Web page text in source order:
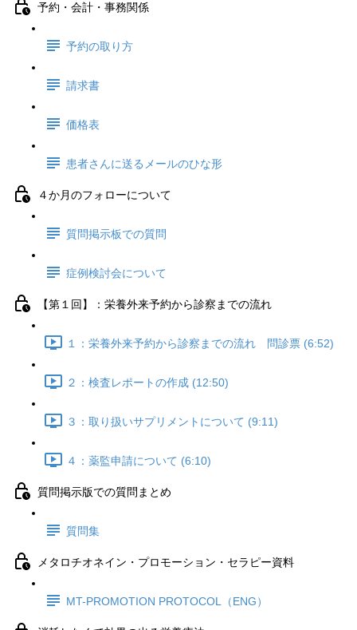
予約・会計・事務関係
予約の取り方
請求書
価格表
患者さんに送るメールのひな形
４か月のフォローについて
質問掲示板での質問
症例検討会について
【第１回】：栄養外来予約から診察までの流れ
１：栄養外来予約から診察までの流れ 問診票 (6:52)
２：検査レポートの作成 (12:50)
３：取り扱いサプリメントについて (9:11)
４：薬監申請について (6:10)
質問掲示版での質問まとめ
質問集
メタロチオネイン・プロモーション・セラピー資料
MT-PROMOTION PROTOCOL（ENG）